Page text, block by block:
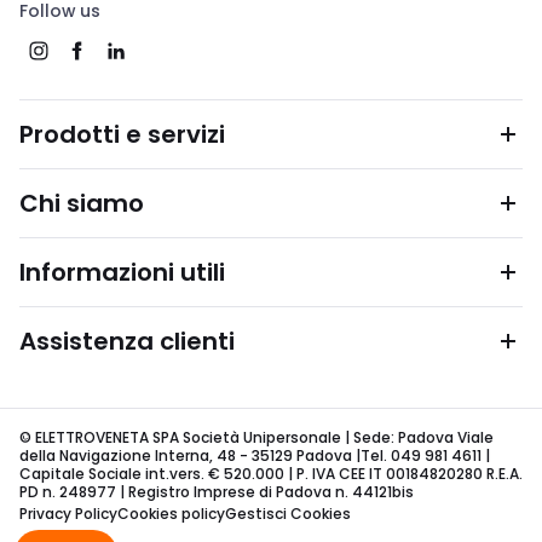
Follow us
Prodotti e servizi
Chi siamo
Informazioni utili
Assistenza clienti
© ELETTROVENETA SPA Società Unipersonale | Sede: Padova Viale
della Navigazione Interna, 48 - 35129 Padova |Tel. 049 981 4611 |
Capitale Sociale int.vers. € 520.000 | P. IVA CEE IT 00184820280 R.E.A.
PD n. 248977 | Registro Imprese di Padova n. 44121bis
Privacy PolicyCookies policyGestisci Cookies